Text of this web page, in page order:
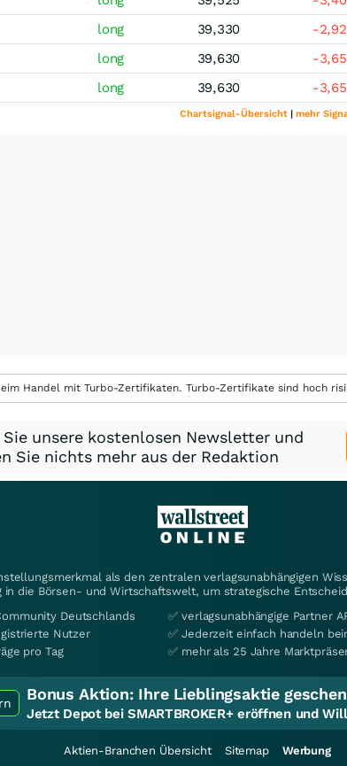
long 39,330 -
long 39,630 -
long 39,630 -
Chartsignal-Übersicht | mehr
Handel mit Turbo-Zertifikaten. Turbo-Zertifikate sind hoch
unsere kostenlosen Newsletter und
Sie nichts mehr aus der Redaktion
als den zentralen verlagsunabhängigen
in die Börsen- und Wirtschaftswelt, um strategische
Deutschlands
Nutzer
pro Tag
✅ verlagsunabhängige Partner
✅ Jederzeit einfach handeln
✅ mehr als 25 Jahre
Bonus Aktion: Ihre Lieblingsaktie
Jetzt Depot bei SMARTBROKER+ eröffnen und
Aktien-Branchen Übersicht Sitemap Werbung